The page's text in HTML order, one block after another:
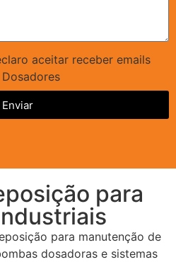
aceitar receber emails
Enviar
para
para manutenção de
dosadoras e sistemas